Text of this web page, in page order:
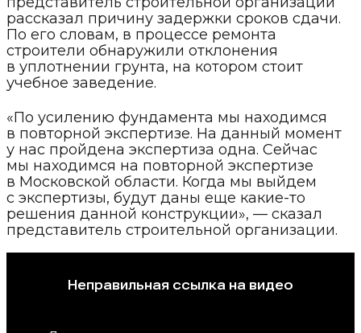
рассказал причину задержки сроков сдачи.
По его словам, в процессе ремонта
строители обнаружили отклонения
в уплотнении грунта, на котором стоит
учебное заведение.
«По усилению фундамента мы находимся
в повторной экспертизе. На данный момент
у нас пройдена экспертиза одна. Сейчас
мы находимся на повторной экспертизе
в Московской области. Когда мы выйдем
с экспертизы, будут даны еще какие-то
решения данной конструкции», — сказал
представитель строительной организации.